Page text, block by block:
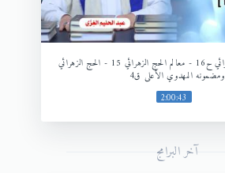
حديث عن الحج الزهرائي ح16 - معالم الحج الزهرائي 15 - الحج الزهرائي
ومضمونه المهدوي الأعلى ق4
2:00:43
آخر البرامج